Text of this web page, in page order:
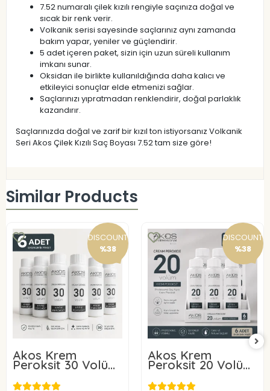
7.52 numaralı çilek kızılı rengiyle saçınıza doğal ve
sıcak bir renk verir.
Volkanik serisi sayesinde saçlarınız aynı zamanda
bakım yapar, yeniler ve güçlendirir.
5 adet içeren paket, sizin için uzun süreli kullanım
imkanı sunar.
Oksidan ile birlikte kullanıldığında daha kalıcı ve
etkileyici sonuçlar elde etmenizi sağlar.
Saçlarınızı yıpratmadan renklendirir, doğal parlaklık
kazandırır.
Saçlarınızda doğal ve zarif bir kızıl ton istiyorsanız Volkanik
Seri Akos Çilek Kızılı Saç Boyası 7.52 tam size göre!
Similar Products
DISCOUNT
%38
Akos Krem
Peroksit 30 Volüm
%9 60ML-10 Adet
DISCOUNT
%38
Akos Krem
Peroksit 20 Volüm
%6 60ML-10 Adet